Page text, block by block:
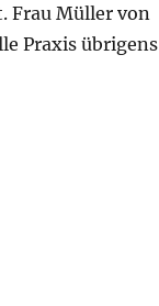
Frau Müller von
Praxis übrigens